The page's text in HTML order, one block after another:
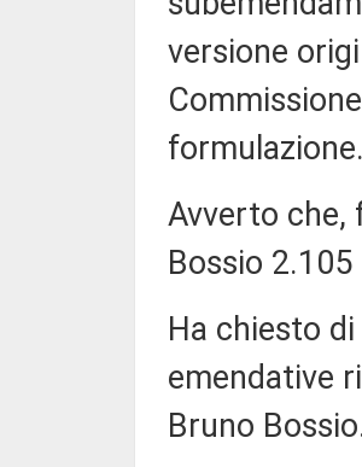
versione
Avverto che,
Bossio
Ha chiesto
emendative
Bruno